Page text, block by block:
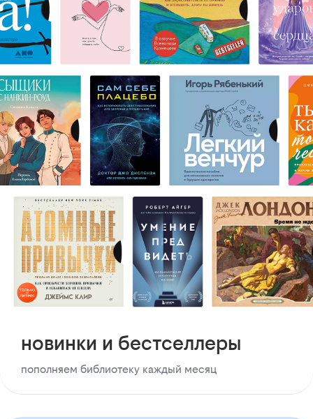
новинки и бестселлеры
пополняем библиотеку каждый месяц